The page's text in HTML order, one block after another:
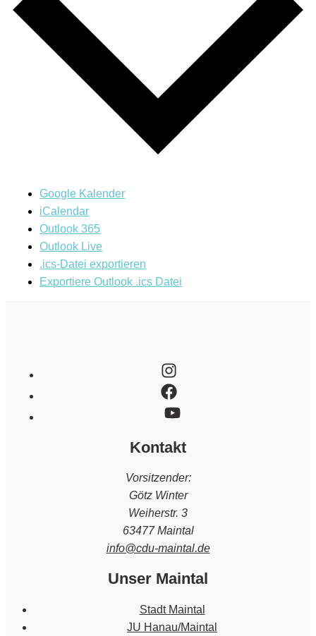
Google Kalender
iCalendar
Outlook 365
Outlook Live
.ics-Datei exportieren
Exportiere Outlook .ics Datei
Kontakt
Vorsitzender:
Götz Winter
Weiherstr. 3
63477 Maintal
info@cdu-maintal.de
Unser Maintal
Stadt Maintal
JU Hanau/Maintal